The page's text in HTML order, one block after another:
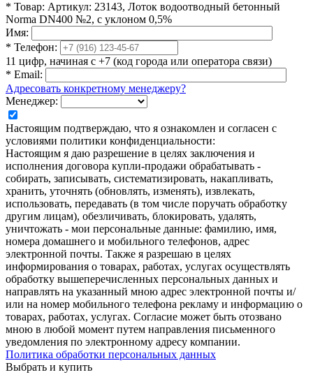
* Товар: Артикул: 23143, Лоток водоотводный бетонный
Norma DN400 №2, с уклоном 0,5%
Имя:
* Телефон:
11 цифр, начиная с +7 (код города или оператора связи)
* Email:
Адресовать конкретному менеджеру?
Менеджер:
Настоящим подтверждаю, что я ознакомлен и согласен с
условиями политики конфиденциальности:
Настоящим я даю разрешение в целях заключения и
исполнения договора купли-продажи обрабатывать -
собирать, записывать, систематизировать, накапливать,
хранить, уточнять (обновлять, изменять), извлекать,
использовать, передавать (в том числе поручать обработку
другим лицам), обезличивать, блокировать, удалять,
уничтожать - мои персональные данные: фамилию, имя,
номера домашнего и мобильного телефонов, адрес
электронной почты. Также я разрешаю в целях
информирования о товарах, работах, услугах осуществлять
обработку вышеперечисленных персональных данных и
направлять на указанный мною адрес электронной почты и/
или на номер мобильного телефона рекламу и информацию о
товарах, работах, услугах. Согласие может быть отозвано
мною в любой момент путем направления письменного
уведомления по электронному адресу компании.
Политика обработки персональных данных
Выбрать и купить